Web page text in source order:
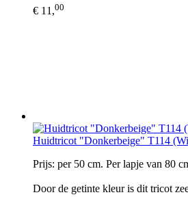
€ 11,00
Huidtricot "Donkerbeige" T114
Prijs: per 50 cm. Per lapje van 80
Door de getinte kleur is dit tricot